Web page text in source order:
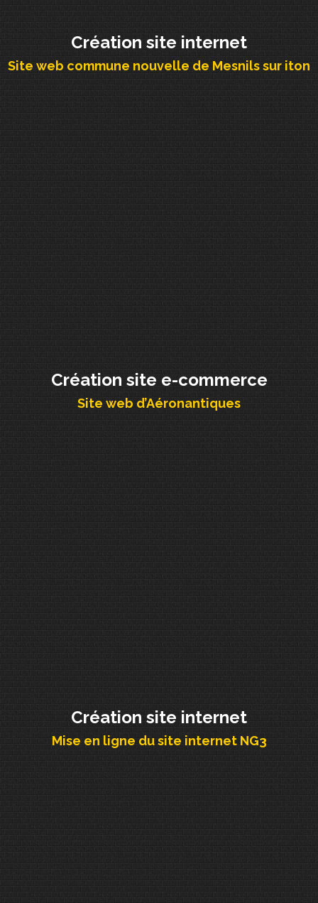
Création site internet
Site web commune nouvelle de Mesnils sur iton
Création site e-commerce
Site web d’Aéronantiques
Création site internet
Mise en ligne du site internet NG3